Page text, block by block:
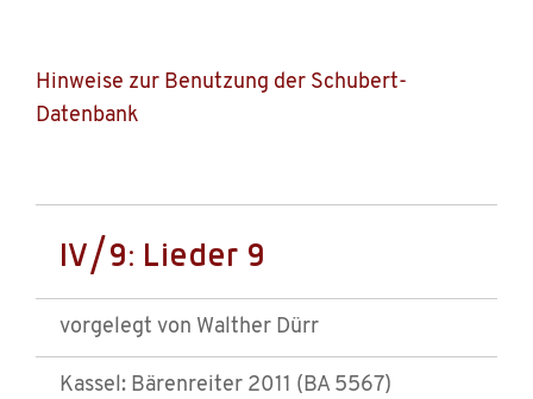
Hinweise zur Benutzung der Schubert-
Datenbank
IV/9: Lieder 9
vorgelegt von Walther Dürr
Kassel: Bärenreiter 2011 (BA 5567)